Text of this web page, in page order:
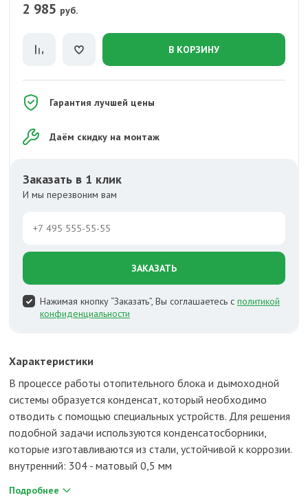
2 985 руб.
В КОРЗИНУ
Гарантия лучшей цены
Даём скидку на монтаж
Заказать в 1 клик
И мы перезвоним вам
ЗАКАЗАТЬ
Нажимая кнопку “Заказать”, Вы соглашаетесь с политикой
конфиденциальности
Характеристики
В процессе работы отопительного блока и дымоходной
системы образуется конденсат, который необходимо
отводить с помощью специальных устройств. Для решения
подобной задачи используются конденсатосборники,
которые изготавливаются из стали, устойчивой к коррозии.
внутренний: 304 - матовый 0,5 мм
Подробнее